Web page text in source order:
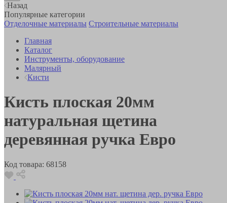
Назад
Популярные категории
Отделочные материалы Строительные материалы
Главная
Каталог
Инструменты, оборудование
Малярный
Кисти
Кисть плоская 20мм
натуральная щетина
деревянная ручка Евро
Код товара: 68158